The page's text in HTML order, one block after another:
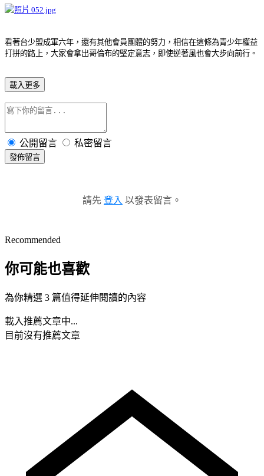
看著台少盟成軍六年，還有其他會員團體的努力，相信在這條為青少年權益
打拼的路上，大家會拿出哥倫布的堅定意志，即使逆著風也會大步向前行。
載入更多
公開留言 私密留言
發佈留言
請先 登入 以發表留言。
Recommended
你可能也喜歡
為你精選 3 篇值得延伸閱讀的內容
載入推薦文章中...
目前沒有推薦文章